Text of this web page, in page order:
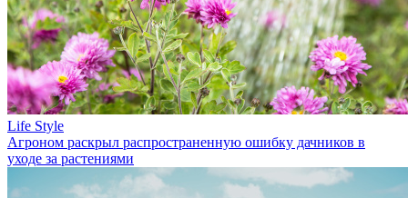
Life Style
Агроном раскрыл распространенную ошибку дачников в
уходе за растениями